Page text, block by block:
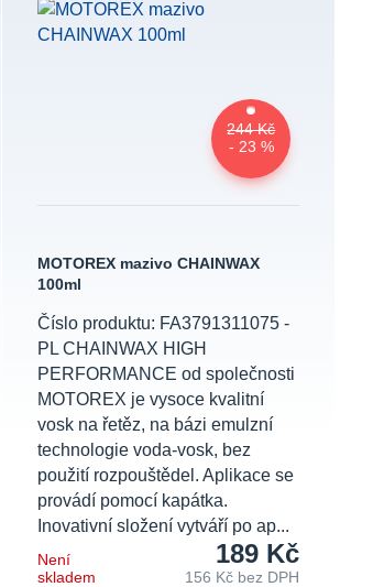
244 Kč
- 23 %
MOTOREX mazivo CHAINWAX
100ml
Číslo produktu: FA3791311075 -
PL CHAINWAX HIGH
PERFORMANCE od společnosti
MOTOREX je vysoce kvalitní
vosk na řetěz, na bázi emulzní
technologie voda-vosk, bez
použití rozpouštědel. Aplikace se
provádí pomocí kapátka.
Inovativní složení vytváří po ap...
189 Kč
156 Kč bez DPH
Není
skladem